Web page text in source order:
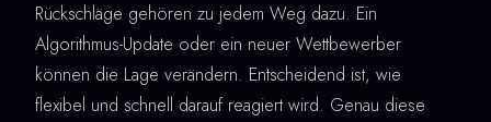
Rückschläge gehören zu jedem Weg dazu. Ein
Algorithmus-Update oder ein neuer Wettbewerber
können die Lage verändern. Entscheidend ist, wie
flexibel und schnell darauf reagiert wird. Genau diese